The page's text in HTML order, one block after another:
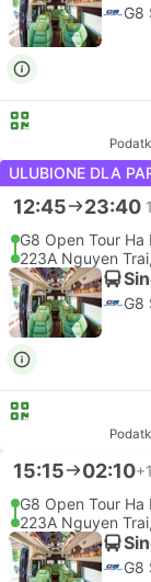
G8
ULUBIONE DLA
12:45 23:40
G8 Open Tour
223A Nguyen
G8
15:15 02:10+1
G8 Open Tour
223A Nguyen
G8